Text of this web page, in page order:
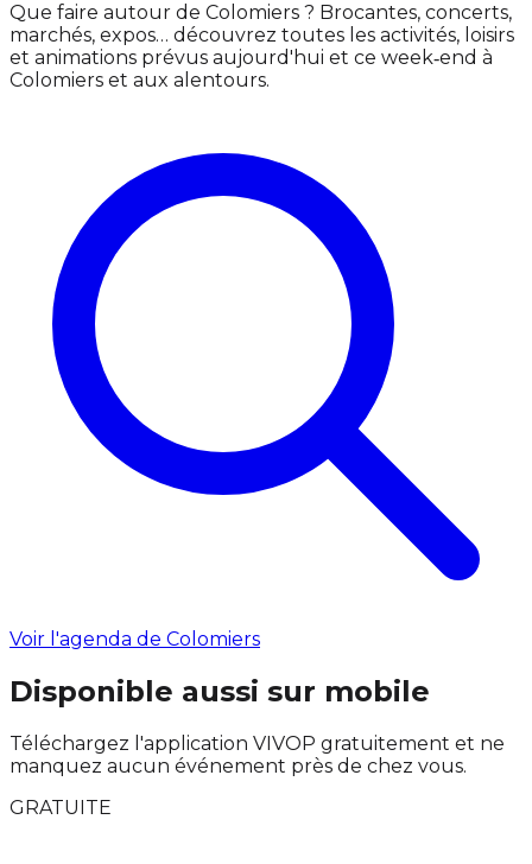
Que faire autour de Colomiers ? Brocantes, concerts,
marchés, expos… découvrez toutes les activités, loisirs
et animations prévus aujourd'hui et ce week‑end à
Colomiers et aux alentours.
Voir l'agenda de Colomiers
Disponible aussi sur mobile
Téléchargez l'application VIVOP gratuitement et ne
manquez aucun événement près de chez vous.
GRATUITE